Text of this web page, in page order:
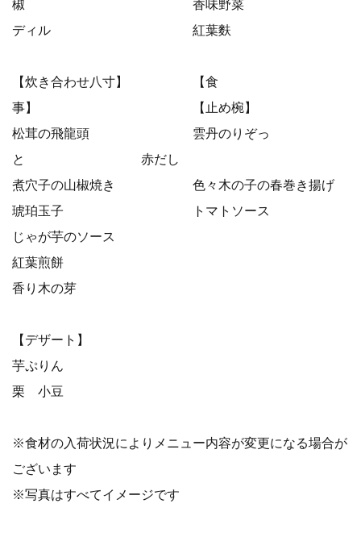
椒 香味野菜
ディル 紅葉麩
【炊き合わせ八寸】 【食
事】 【止め椀】
松茸の飛龍頭 雲丹のりぞっ
と 赤だし
煮穴子の山椒焼き 色々木の子の春巻き揚げ
琥珀玉子 トマトソース
じゃが芋のソース
紅葉煎餅
香り木の芽
【デザート】
芋ぷりん
栗 小豆
※食材の入荷状況によりメニュー内容が変更になる場合が
ございます
※写真はすべてイメージです